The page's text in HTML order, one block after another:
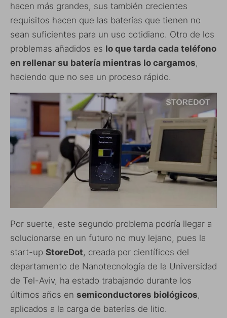
hacen más grandes, sus también crecientes
requisitos hacen que las baterías que tienen no
sean suficientes para un uso cotidiano. Otro de los
problemas añadidos es lo que tarda cada teléfono
en rellenar su batería mientras lo cargamos,
haciendo que no sea un proceso rápido.
Por suerte, este segundo problema podría llegar a
solucionarse en un futuro no muy lejano, pues la
start-up StoreDot, creada por científicos del
departamento de Nanotecnología de la Universidad
de Tel-Aviv, ha estado trabajando durante los
últimos años en semiconductores biológicos,
aplicados a la carga de baterías de litio.